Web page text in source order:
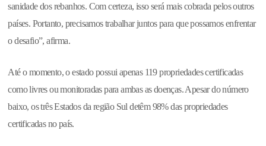
sanidade dos rebanhos. Com certeza, isso será mais cobrada pelos outros
países. Portanto, precisamos trabalhar juntos para que possamos enfrentar
o desafio”, afirma.
Até o momento, o estado possui apenas 119 propriedades certificadas
como livres ou monitoradas para ambas as doenças. Apesar do número
baixo, os três Estados da região Sul detêm 98% das propriedades
certificadas no país.